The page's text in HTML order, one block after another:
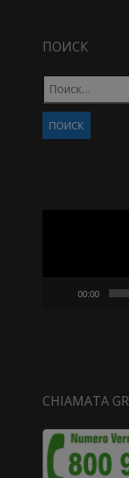
ПОИСК
Найти:
00:00
CHIAMATA